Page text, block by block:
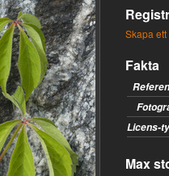
Skapa
Fakta
Licens-
Max